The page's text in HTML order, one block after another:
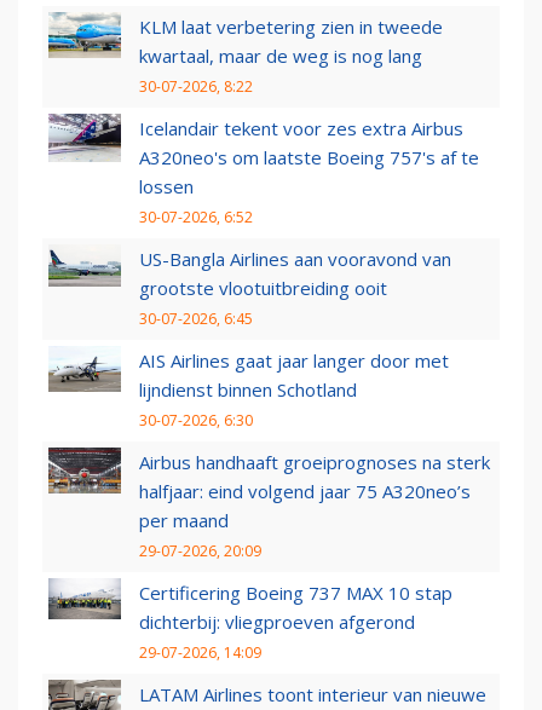
KLM laat verbetering zien in tweede
kwartaal, maar de weg is nog lang
30-07-2026, 8:22
Icelandair tekent voor zes extra Airbus
A320neo's om laatste Boeing 757's af te
lossen
30-07-2026, 6:52
US-Bangla Airlines aan vooravond van
grootste vlootuitbreiding ooit
30-07-2026, 6:45
AIS Airlines gaat jaar langer door met
lijndienst binnen Schotland
30-07-2026, 6:30
Airbus handhaaft groeiprognoses na sterk
halfjaar: eind volgend jaar 75 A320neo’s
per maand
29-07-2026, 20:09
Certificering Boeing 737 MAX 10 stap
dichterbij: vliegproeven afgerond
29-07-2026, 14:09
LATAM Airlines toont interieur van nieuwe